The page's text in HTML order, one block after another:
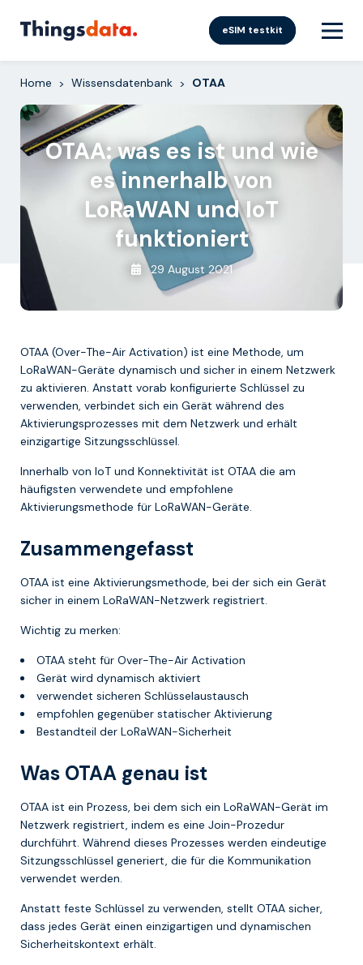
eSIM testkit
Home > Wissensdatenbank > OTAA
OTAA: was es ist und wie
es innerhalb von
LoRaWAN und IoT
funktioniert
29 August 2021
OTAA (Over-The-Air Activation) ist eine Methode, um
LoRaWAN-Geräte dynamisch und sicher in einem Netzwerk
zu aktivieren. Anstatt vorab konfigurierte Schlüssel zu
verwenden, verbindet sich ein Gerät während des
Aktivierungsprozesses mit dem Netzwerk und erhält
einzigartige Sitzungsschlüssel.
Innerhalb von IoT und Konnektivität ist OTAA die am
häufigsten verwendete und empfohlene
Aktivierungsmethode für LoRaWAN-Geräte.
Zusammengefasst
OTAA ist eine Aktivierungsmethode, bei der sich ein Gerät
sicher in einem LoRaWAN-Netzwerk registriert.
Wichtig zu merken:
OTAA steht für Over-The-Air Activation
Gerät wird dynamisch aktiviert
verwendet sicheren Schlüsselaustausch
empfohlen gegenüber statischer Aktivierung
Bestandteil der LoRaWAN-Sicherheit
Was OTAA genau ist
OTAA ist ein Prozess, bei dem sich ein LoRaWAN-Gerät im
Netzwerk registriert, indem es eine Join-Prozedur
durchführt. Während dieses Prozesses werden eindeutige
Sitzungsschlüssel generiert, die für die Kommunikation
verwendet werden.
Anstatt feste Schlüssel zu verwenden, stellt OTAA sicher,
dass jedes Gerät einen einzigartigen und dynamischen
Sicherheitskontext erhält.